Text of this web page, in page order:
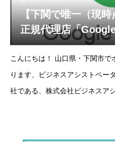
【下関で唯一（現
正規代理店「
れました
こんにちは！ 山口県・下関市
ります、ビジネスアシストベー
社である、株式会社ビジネスア